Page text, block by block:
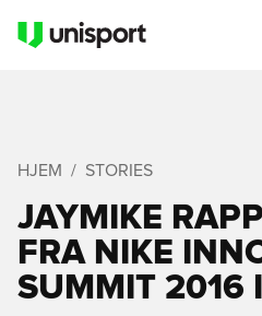
HJEM STORIES
JAYMIKE
FRA NIKE
SUMMIT 2016